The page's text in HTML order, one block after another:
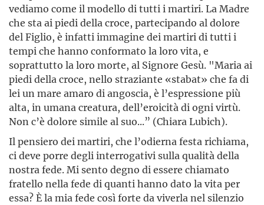
vediamo come il modello di tutti i martiri. La Madre
che sta ai piedi della croce, partecipando al dolore
del Figlio, è infatti immagine dei martiri di tutti i
tempi che hanno conformato la loro vita, e
soprattutto la loro morte, al Signore Gesù. "Maria ai
piedi della croce, nello straziante «stabat» che fa di
lei un mare amaro di angoscia, è l’espressione più
alta, in umana creatura, dell’eroicità di ogni virtù.
Non c’è dolore simile al suo...” (Chiara Lubich).
Il pensiero dei martiri, che l’odierna festa richiama,
ci deve porre degli interrogativi sulla qualità della
nostra fede. Mi sento degno di essere chiamato
fratello nella fede di quanti hanno dato la vita per
essa? È la mia fede così forte da viverla nel silenzio